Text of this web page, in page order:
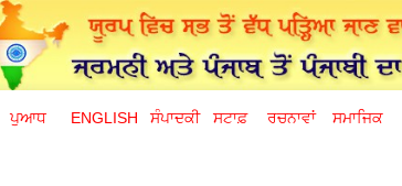
ਪੁਆਧ ENGLISH ਸੰਪਾਦਕੀ ਸਟਾਫ਼ ਰਚਨਾਵਾਂ ਸਮਾਜਿਕ